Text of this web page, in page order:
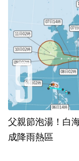
父親節泡湯！白
成降雨熱區